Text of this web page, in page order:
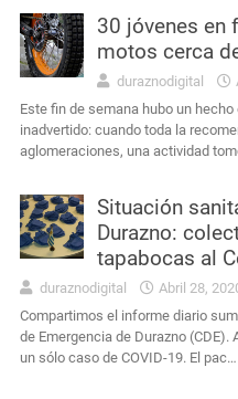
30 jóvenes en
motos cerca
duraznodigital
Este fin de semana hubo un
inadvertido: cuando toda la
aglomeraciones, una actividad
Situación
Durazno:
tapabocas al
duraznodigital Abril 28,
Compartimos el informe diario
de Emergencia de Durazno
un sólo caso de COVID-19. El pac…